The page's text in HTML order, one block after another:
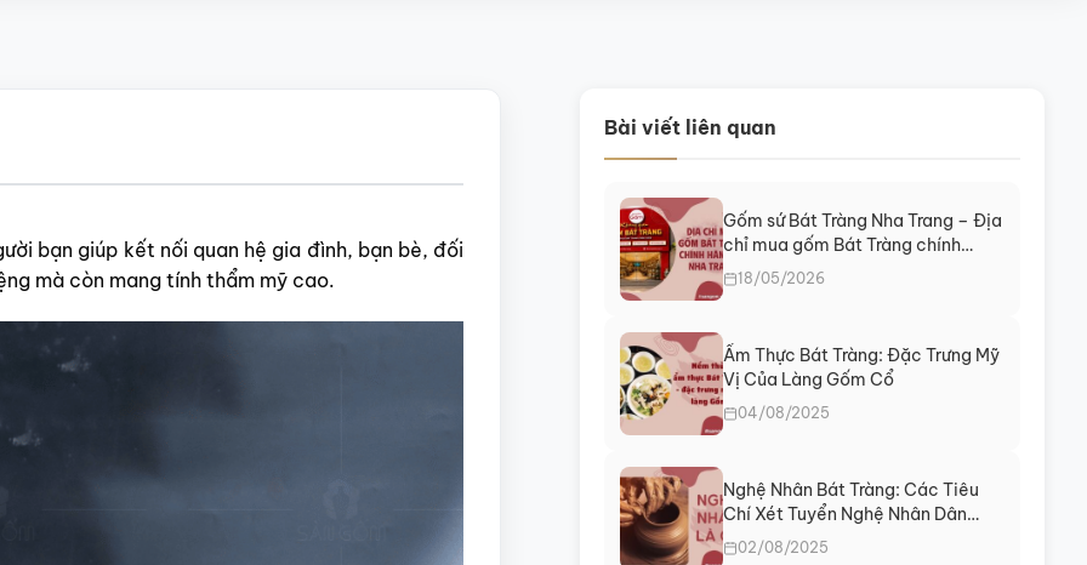
bạn giúp kết nối quan hệ gia đình, bạn bè, đối
mà còn mang tính thẩm mỹ cao.
Bài viết liên quan
Gốm sứ Bát Tràng Nha Trang – Địa
chỉ mua gốm Bát Tràng chính
hãng tại Khánh Hòa
18/05/2026
Ẩm Thực Bát Tràng: Đặc Trưng Mỹ
Vị Của Làng Gốm Cổ
04/08/2025
Nghệ Nhân Bát Tràng: Các Tiêu
Chí Xét Tuyển Nghệ Nhân Dân
Gian
02/08/2025